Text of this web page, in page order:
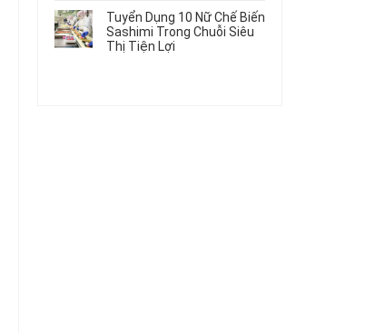
Việc
Làm
Nhật
2024
Tuyển
Dụng
20
Nữ
có
bình
luận
ở
Tuyển Dụng 10 Nữ Chế Biến
Sashimi Trong Chuỗi Siêu
Thị Tiện Lợi